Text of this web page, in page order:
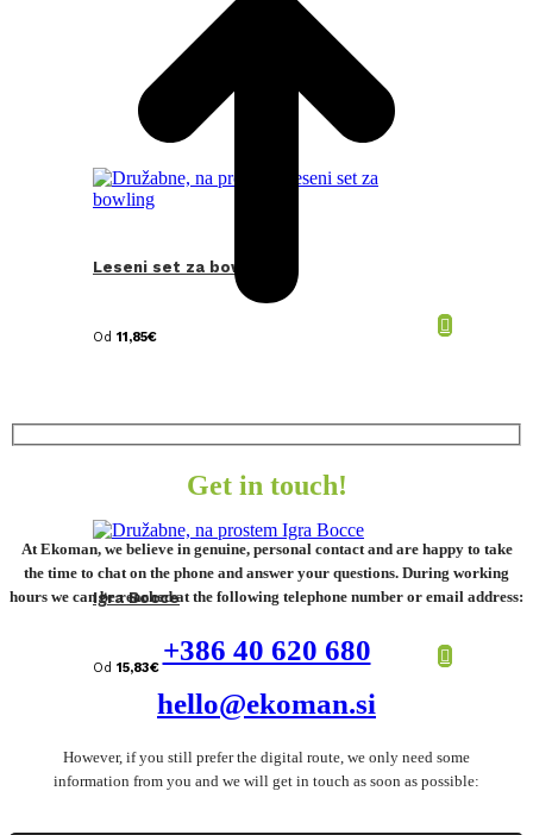
Leseni set za bowling
Od 11,85€
Igra Bocce
Od 15,83€
Get in touch!
At Ekoman, we believe in genuine, personal contact and are happy to take
the time to chat on the phone and answer your questions. During working
hours we can be reached at the following telephone number or email address:
+386 40 620 680
hello@ekoman.si
However, if you still prefer the digital route, we only need some
information from you and we will get in touch as soon as possible: